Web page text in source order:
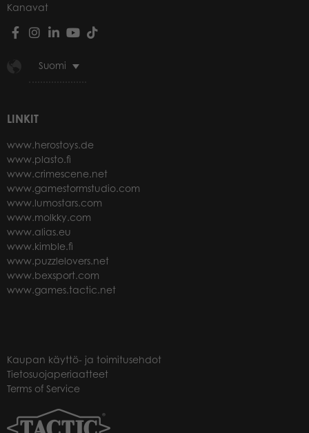
Kanavat
Suomi
LINKIT
www.herostoys.de
www.plasto.fi
www.crimescene.net
www.gamestormstudio.com
www.lumostars.com
www.molkky.com
www.alias.eu
www.kimble.fi
www.puzzlelovers.net
www.bexsport.com
www.games.tactic.net
Kaupan käyttö- ja toimitusehdot
Tietosuojaperiaatteet
Terms of Service